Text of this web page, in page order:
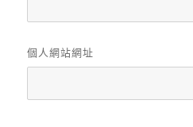
個人網站網址